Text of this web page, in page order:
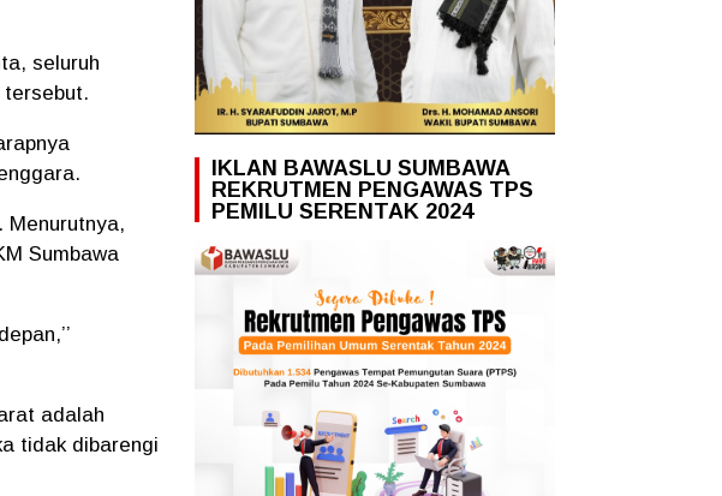
seluruh
tersebut.
Menurutnya,
Sumbawa
adalah
tidak dibarengi
IKLAN BAWASLU SUMBAWA
REKRUTMEN PENGAWAS TPS
PEMILU SERENTAK 2024